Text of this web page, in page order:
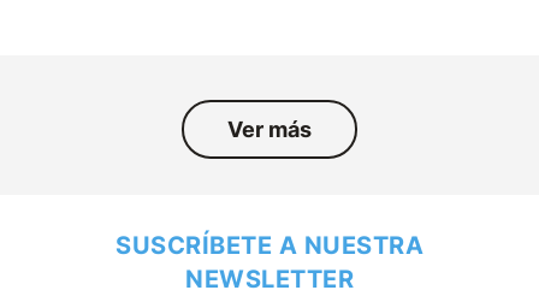
Ver más
SUSCRÍBETE A NUESTRA
NEWSLETTER